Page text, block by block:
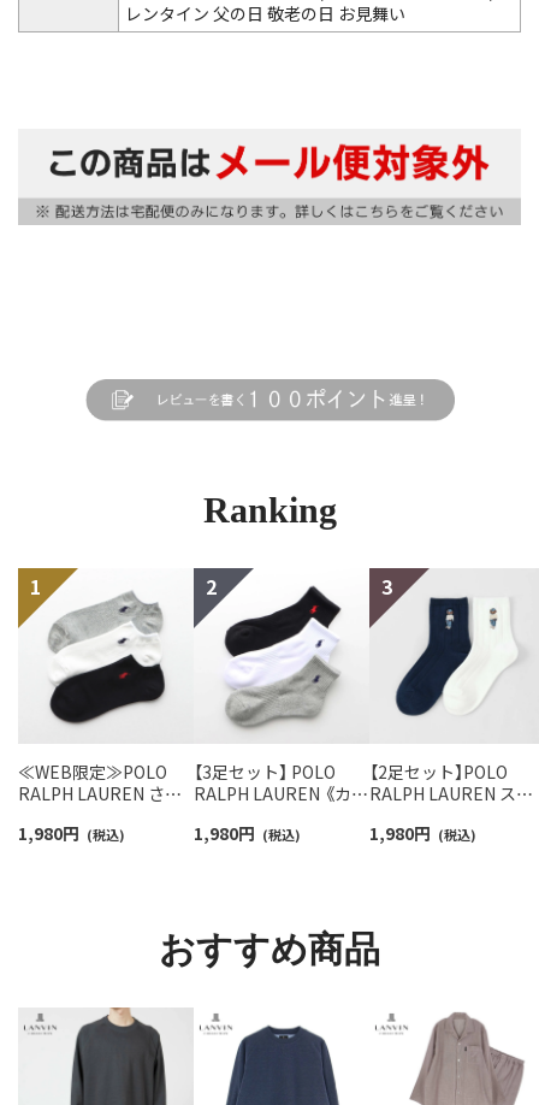
レンタイン 父の日 敬老の日 お見舞い
Ranking
≪WEB限定≫POLO
RALPH LAUREN さら
スニーカー丈ソックス
1,980円 (税込)
【3足セット】 POLO
RALPH LAUREN 《カラ
ンポイントソックス シ
1,980円 (税込)
【2足セット】POLO
RALPH LAUREN スタ
ロベア オーガニック
1,980円 (税込)
おすすめ商品